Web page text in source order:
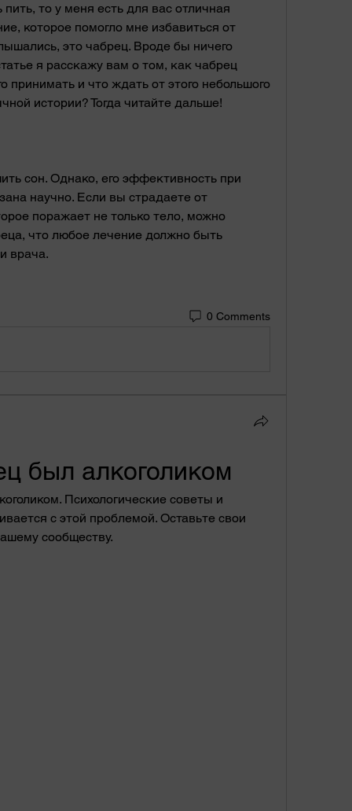
то у меня есть для вас отличная
которое помогло мне избавиться от
это чабрец. Вроде бы ничего
я расскажу вам о том, как чабрец
принимать и что ждать от этого небольшого
истории? Тогда читайте дальше!
научно. Если вы страдаете от
поражает не только тело, можно
что любое лечение должно быть
врача.
0 Comments
был алкоголиком
Психологические советы и
с этой проблемой. Оставьте свои
сообществу.